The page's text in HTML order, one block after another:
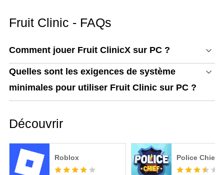
MECCHA CHAMELEON
Fruit Clinic - FAQs
Comment jouer Fruit ClinicX sur PC ?
Quelles sont les exigences de système
minimales pour utiliser Fruit Clinic sur PC ?
Découvrir
Roblox Police Chief